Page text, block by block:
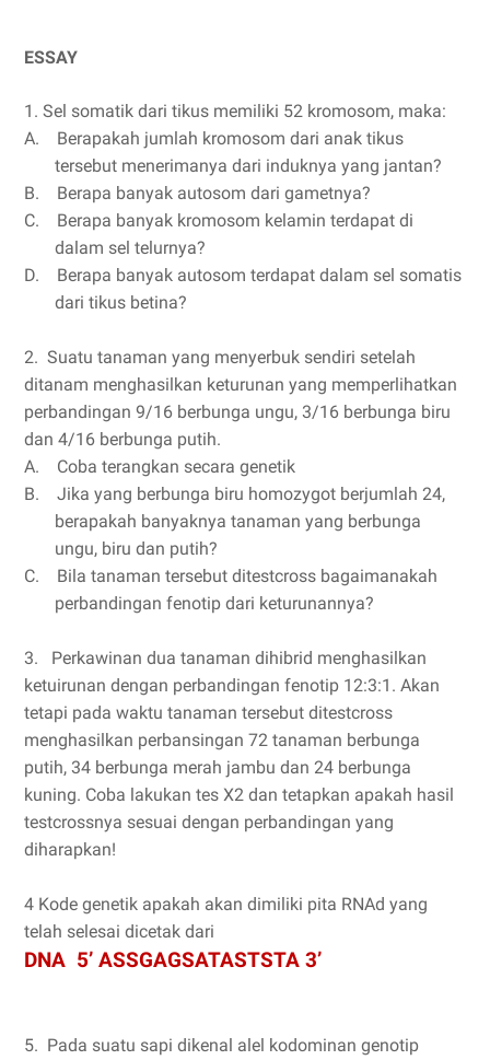
ESSAY
1. Sel somatik dari tikus memiliki 52 kromosom, maka:
A.
Berapakah jumlah kromosom dari anak tikus
tersebut menerimanya dari induknya yang jantan?
B.
Berapa banyak autosom dari gametnya?
C.
Berapa banyak kromosom kelamin terdapat di
dalam sel telurnya?
D.
Berapa banyak autosom terdapat dalam sel somatis
dari tikus betina?
2. Suatu tanaman yang menyerbuk sendiri setelah
ditanam menghasilkan keturunan yang memperlihatkan
perbandingan 9/16 berbunga ungu, 3/16 berbunga biru
dan 4/16 berbunga putih.
A.
Coba terangkan secara genetik
B.
Jika yang berbunga biru homozygot berjumlah 24,
berapakah banyaknya tanaman yang berbunga
ungu, biru dan putih?
C.
Bila tanaman tersebut ditestcross bagaimanakah
perbandingan fenotip dari keturunannya?
3. Perkawinan dua tanaman dihibrid menghasilkan
ketuirunan dengan perbandingan fenotip 12:3:1. Akan
tetapi pada waktu tanaman tersebut ditestcross
menghasilkan perbansingan 72 tanaman berbunga
putih, 34 berbunga merah jambu dan 24 berbunga
kuning. Coba lakukan tes X2 dan tetapkan apakah hasil
testcrossnya sesuai dengan perbandingan yang
diharapkan!
4 Kode genetik apakah akan dimiliki pita RNAd yang
telah selesai dicetak dari
DNA 5’ ASSGAGSATASTSTA 3’
5. Pada suatu sapi dikenal alel kodominan genotip